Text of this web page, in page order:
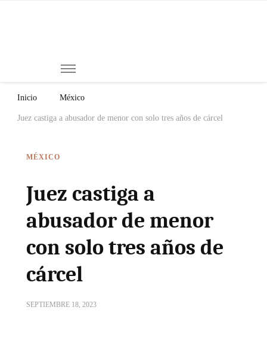
Inicio México
Juez castiga a abusador de menor con solo tres años de cárcel
MÉXICO
Juez castiga a
abusador de menor
con solo tres años de
cárcel
SEPTIEMBRE 18, 2023